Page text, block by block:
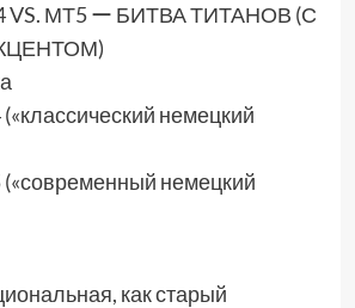
МТ5 ー БИТВА ТИТАНОВ (С
немецкий
немецкий
как старый